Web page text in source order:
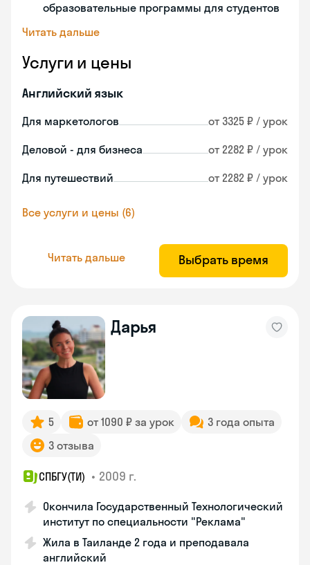
образовательные программы для студентов
Читать дальше
Услуги и цены
Английский язык
Для маркетологов от 3325 ₽ / урок
Деловой - для бизнеса от 2282 ₽ / урок
Для путешествий от 2282 ₽ / урок
Все услуги и цены (6)
Читать дальше Выбрать время
Дарья
5 от 1090 ₽ за урок
3 года опыта
3 отзыва
СПБГУ(ТИ) • 2009 г.
Окончила Государственный Технологический
институт по специальности "Реклама"
Жила в Таиланде 2 года и преподавала
английский